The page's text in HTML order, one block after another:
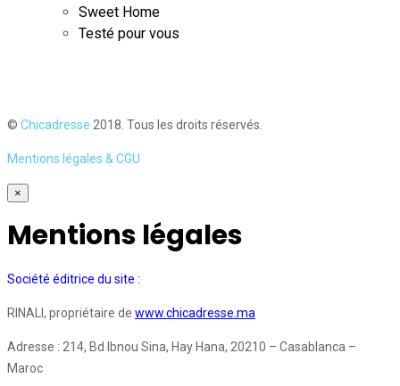
Sweet Home
Testé pour vous
© Chicadresse 2018. Tous les droits réservés.
Mentions légales & CGU
×
Mentions légales
Société éditrice du site :
RINALI, propriétaire de www.chicadresse.ma
Adresse : 214, Bd Ibnou Sina, Hay Hana, 20210 – Casablanca –
Maroc